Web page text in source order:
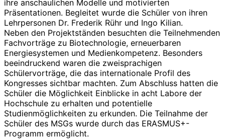
ihre anschaulichen Modelle und motivierten
Präsentationen. Begleitet wurde die Schüler von ihren
Lehrpersonen Dr. Frederik Rühr und Ingo Kilian.
Neben den Projektständen besuchten die Teilnehmenden
Fachvorträge zu Biotechnologie, erneuerbaren
Energiesystemen und Medienkompetenz. Besonders
beeindruckend waren die zweisprachigen
Schülervorträge, die das internationale Profil des
Kongresses sichtbar machten. Zum Abschluss hatten die
Schüler die Möglichkeit Einblicke in acht Labore der
Hochschule zu erhalten und potentielle
Studienmöglichkeiten zu erkunden. Die Teilnahme der
Schüler des MSGs wurde durch das ERASMUS+-
Programm ermöglicht.